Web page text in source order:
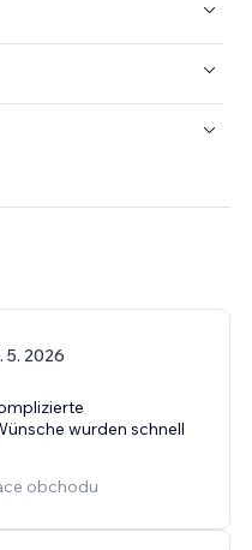
5. 2026
wurden schnell
obchodu